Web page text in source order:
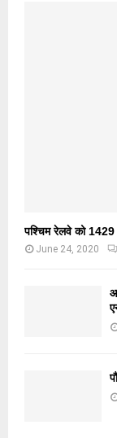
पश्चिम रेलवे को
June 24, 2020